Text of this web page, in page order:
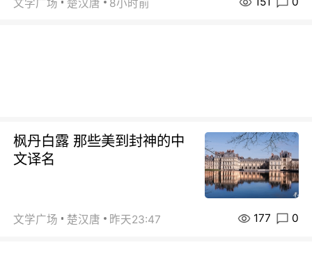
文学广场 楚汉唐 8小时前
枫丹白露 那些美到封神的中
文译名
文学广场 楚汉唐 昨天23:47 177 0